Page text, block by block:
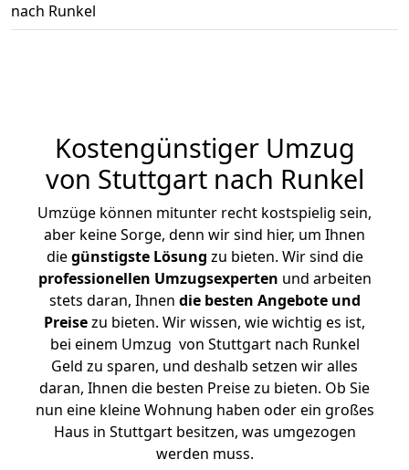
nach Runkel
Kostengünstiger Umzug
von Stuttgart nach Runkel
Umzüge können mitunter recht kostspielig sein,
aber keine Sorge, denn wir sind hier, um Ihnen
diegünstigste Lösung zu bieten. Wir sind die
professionellen Umzugsexperten und arbeiten
stets daran, Ihnen die besten Angebote und
Preisezu bieten. Wir wissen, wie wichtig es ist,
bei einem Umzug von Stuttgart nach Runkel
Geld zu sparen, und deshalb setzen wir alles
daran, Ihnen die besten Preise zu bieten. Ob Sie
nun eine kleine Wohnung haben oder ein großes
Haus in Stuttgart besitzen, was umgezogen
werden muss.